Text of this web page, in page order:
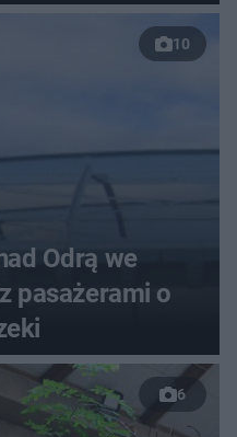
10
Odrą we
pasażerami o
6